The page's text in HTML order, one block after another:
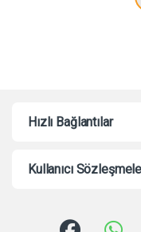
Hızlı Bağlantılar
Kullanıcı